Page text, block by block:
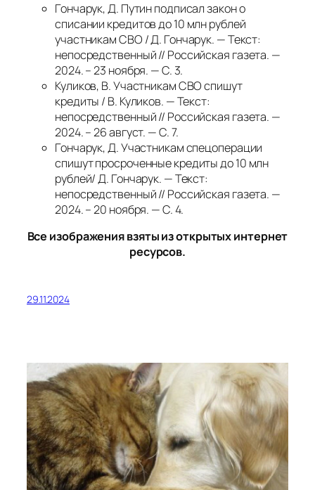
Гончарук, Д. Путин подписал закон о
списании кредитов до 10 млн рублей
участникам СВО / Д. Гончарук. — Текст:
непосредственный // Российская газета. —
2024. – 23 ноября. — С. 3.
Куликов, В. Участникам СВО спишут
кредиты / В. Куликов. — Текст:
непосредственный // Российская газета. —
2024. – 26 август. — С. 7.
Гончарук, Д. Участникам спецоперации
спишут просроченные кредиты до 10 млн
рублей/ Д. Гончарук. — Текст:
непосредственный // Российская газета. —
2024. – 20 ноября. — С. 4.
Все изображения взяты из открытых интернет
ресурсов.
29.11.2024